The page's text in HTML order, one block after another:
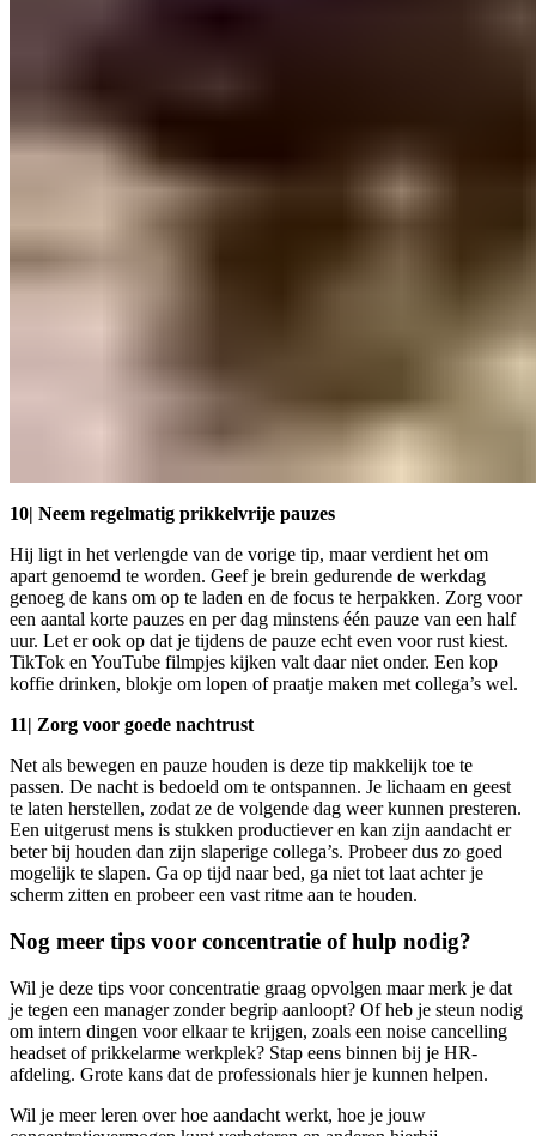
10| Neem regelmatig prikkelvrije pauzes
Hij ligt in het verlengde van de vorige tip, maar verdient het om
apart genoemd te worden. Geef je brein gedurende de werkdag
genoeg de kans om op te laden en de focus te herpakken. Zorg voor
een aantal korte pauzes en per dag minstens één pauze van een half
uur. Let er ook op dat je tijdens de pauze echt even voor rust kiest.
TikTok en YouTube filmpjes kijken valt daar niet onder. Een kop
koffie drinken, blokje om lopen of praatje maken met collega’s wel.
11| Zorg voor goede nachtrust
Net als bewegen en pauze houden is deze tip makkelijk toe te
passen. De nacht is bedoeld om te ontspannen. Je lichaam en geest
te laten herstellen, zodat ze de volgende dag weer kunnen presteren.
Een uitgerust mens is stukken productiever en kan zijn aandacht er
beter bij houden dan zijn slaperige collega’s. Probeer dus zo goed
mogelijk te slapen. Ga op tijd naar bed, ga niet tot laat achter je
scherm zitten en probeer een vast ritme aan te houden.
Nog meer tips voor concentratie of hulp nodig?
Wil je deze tips voor concentratie graag opvolgen maar merk je dat
je tegen een manager zonder begrip aanloopt? Of heb je steun nodig
om intern dingen voor elkaar te krijgen, zoals een noise cancelling
headset of prikkelarme werkplek? Stap eens binnen bij je HR-
afdeling. Grote kans dat de professionals hier je kunnen helpen.
Wil je meer leren over hoe aandacht werkt, hoe je jouw